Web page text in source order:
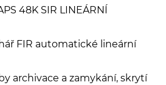
48K SIR LINEÁRNÍ
FIR automatické lineární
archivace a zamykání, skrytí